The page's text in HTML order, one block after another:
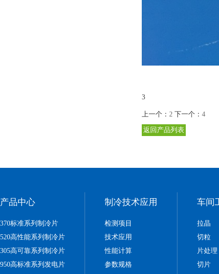
3
上一个： 2 下一个： 4
返回产品列表
产品中心
370标准系列制冷片
520高性能系列制冷片
305高可靠系列制冷片
950高标准系列发电片
制冷技术应用
检测项目
技术应用
性能计算
参数规格
车间
拉晶
切粒
片处理
切片